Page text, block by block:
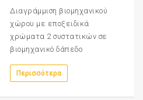
Διαγράμμιση βιομηχανικού
χώρου με εποξειδικά
χρώματα 2 συστατικών σε
βιομηχανικό δάπεδο
Περισσότερα